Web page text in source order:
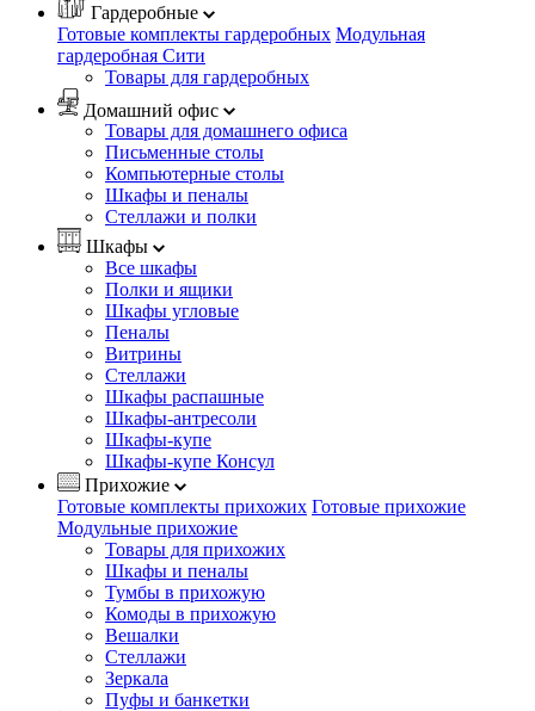
Гардеробные
Готовые комплекты гардеробных Модульная
гардеробная Сити
Товары для гардеробных
Домашний офис
Товары для домашнего офиса
Письменные столы
Компьютерные столы
Шкафы и пеналы
Стеллажи и полки
Шкафы
Все шкафы
Полки и ящики
Шкафы угловые
Пеналы
Витрины
Стеллажи
Шкафы распашные
Шкафы-антресоли
Шкафы-купе
Шкафы-купе Консул
Прихожие
Готовые комплекты прихожих Готовые прихожие
Модульные прихожие
Товары для прихожих
Шкафы и пеналы
Тумбы в прихожую
Комоды в прихожую
Вешалки
Стеллажи
Зеркала
Пуфы и банкетки